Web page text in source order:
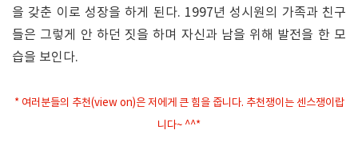
을 갖춘 이로 성장을 하게 된다. 1997년 성시원의 가족과 친구
들은 그렇게 안 하던 짓을 하며 자신과 남을 위해 발전을 한 모
습을 보인다.
* 여러분들의 추천(view on)은 저에게 큰 힘을 줍니다. 추천쟁이는 센스쟁이랍
니다~ ^^*